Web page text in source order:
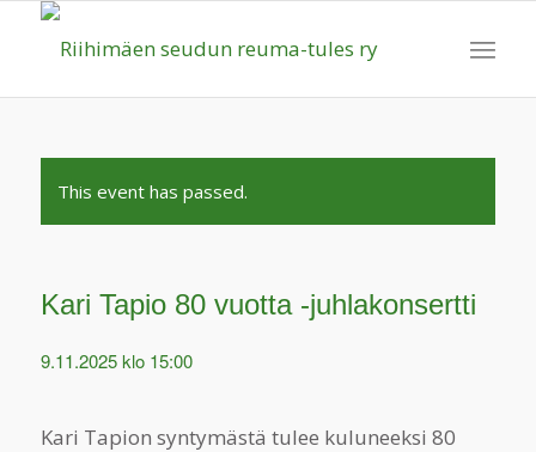
This event has passed.
Kari Tapio 80 vuotta -juhlakonsertti
9.11.2025 klo 15:00
Kari Tapion syntymästä tulee kuluneeksi 80